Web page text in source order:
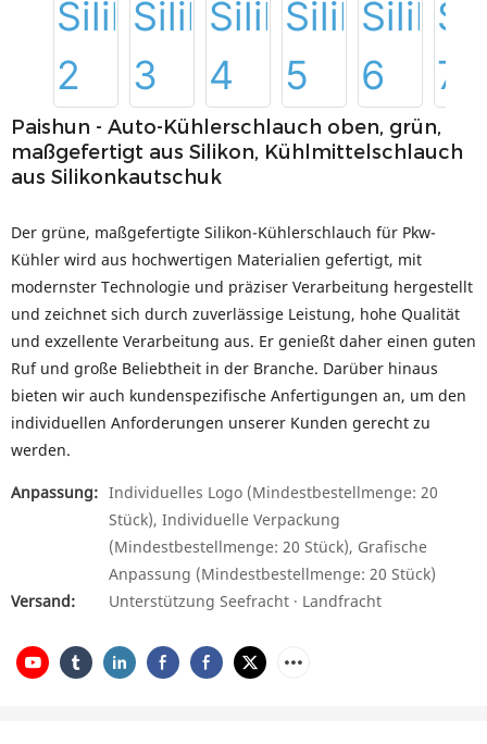
Paishun - Auto-Kühlerschlauch oben, grün,
maßgefertigt aus Silikon, Kühlmittelschlauch
aus Silikonkautschuk
Der grüne, maßgefertigte Silikon-Kühlerschlauch für Pkw-
Kühler wird aus hochwertigen Materialien gefertigt, mit
modernster Technologie und präziser Verarbeitung hergestellt
und zeichnet sich durch zuverlässige Leistung, hohe Qualität
und exzellente Verarbeitung aus. Er genießt daher einen guten
Ruf und große Beliebtheit in der Branche. Darüber hinaus
bieten wir auch kundenspezifische Anfertigungen an, um den
individuellen Anforderungen unserer Kunden gerecht zu
werden.
Anpassung: Individuelles Logo (Mindestbestellmenge: 20
Stück), Individuelle Verpackung
(Mindestbestellmenge: 20 Stück), Grafische
Anpassung (Mindestbestellmenge: 20 Stück)
Versand:
Unterstützung Seefracht · Landfracht